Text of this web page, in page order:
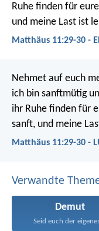
Ruhe finden für
und meine Last ist
Matthäus 11:29-30 -
Nehmet auf euch
ich bin sanftmütig
ihr Ruhe finden für
sanft, und meine
Matthäus 11:29-30 -
Verwandte
Demut
Seid euch der